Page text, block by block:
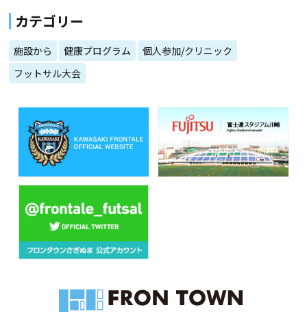
カテゴリー
施設から 健康プログラム
個人参加/クリニック
フットサル大会